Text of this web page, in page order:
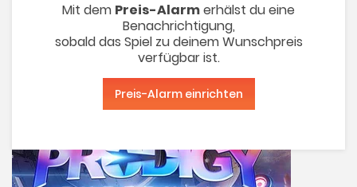
Mit dem Preis-Alarmerhälst du eine
Benachrichtigung,
sobald das Spiel zu deinem Wunschpreis
verfügbar ist.
Preis-Alarm einrichten